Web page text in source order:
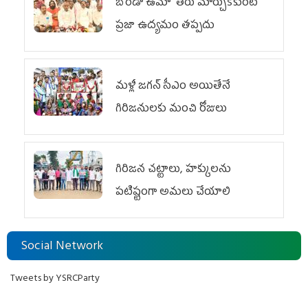
ప్రజా ఉద్యమం తప్పదు
మళ్లీ జగన్ సీఎం అయితేనే
గిరిజనులకు మంచి రోజులు
గిరిజన చట్టాలు, హక్కులను
పటిష్టంగా అమలు చేయాలి
Social Network
Tweets by YSRCParty